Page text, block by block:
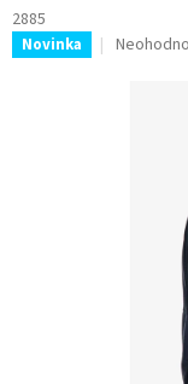
2885
Novinka
Průměrné